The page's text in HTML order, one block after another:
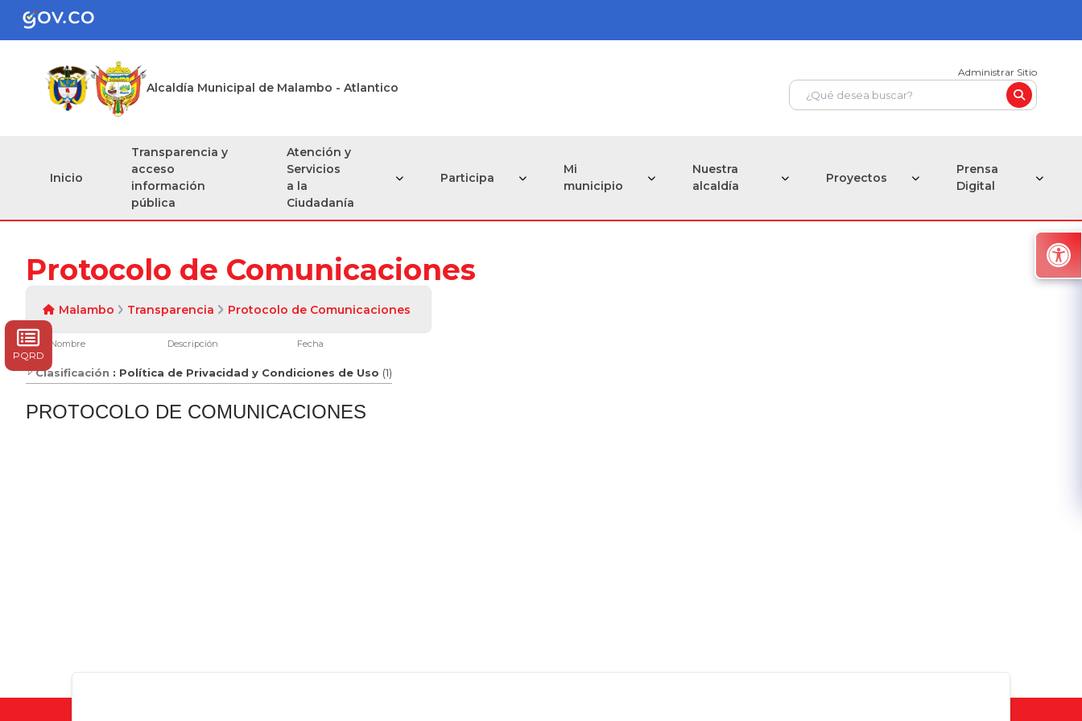
Alcaldía Municipal de Malambo - Atlantico
Administrar Sitio
Inicio
Transparencia y
acceso
información
pública
Atención y
Servicios
a la
Ciudadanía
Participa
Mi
municipio
Nuestra
alcaldía
Proyectos
Prensa
Digital
Protocolo de Comunicaciones
Malambo Transparencia Protocolo de Comunicaciones
Nombre Descripción Fecha
Clasificación : Política de Privacidad y Condiciones de Uso (1)
PROTOCOLO DE COMUNICACIONES
PQRD